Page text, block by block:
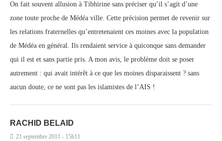
On fait souvent allusion à Tibhirine sans préciser qu’il s’agit d’une
zone toute proche de Médéa ville. Cette précision permet de revenir sur
les relations fraternelles qu’entretenaient ces moines avec la population
de Médéa en général. Ils rendaient service à quiconque sans demander
qui il est et sans partie pris. A mon avis, le problème doit se poser
autrement : qui avait intérêt à ce que les moines disparaissent ? sans
aucun doute, ce ne sont pas les islamistes de l’AIS !
RACHID BELAID
21 septembre 2011 - 15h11